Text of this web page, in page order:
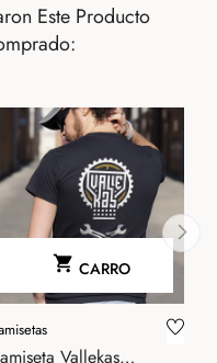
Este Producto
 CARRO
Vallekas